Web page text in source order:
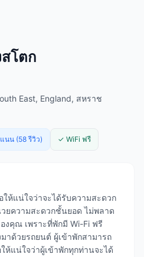
โตก
East, England, สหราช
นน (58 รีวิว) ✓ WiFi ฟรี
ให้แน่ใจว่าจะได้รับความสะดวก
ยความสะดวกชั้นยอด ไม่พลาด
งคุณ เพราะที่พักมี Wi-Fi ฟรี
าด้วยรถยนต์ ผู้เข้าพักสามารถ
ห้แน่ใจว่าผู้เข้าพักทุกท่านจะได้